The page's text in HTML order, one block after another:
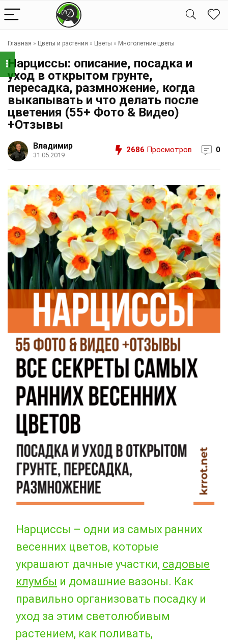
Главная » Цветы и растения » Цветы » Многолетние цветы
Нарциссы: описание, посадка и
уход в открытом грунте,
пересадка, размножение, когда
выкапывать и что делать после
цветения (55+ Фото & Видео)
+Отзывы
Владимир
31.05.2019
2686 Просмотров 0
Нарциссы – одни из самых ранних
весенних цветов, которые
украшают дачные участки, садовые
клумбы и домашние вазоны. Как
правильно организовать посадку и
уход за этим светолюбивым
растением, как поливать,